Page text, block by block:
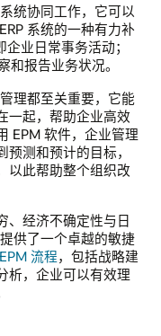
统协同工作，它可以
系统的一种有力补
业日常事务活动；
和报告业务状况。
理都至关重要，它能
一起，帮助企业高效
EPM 软件，企业管理
测和预计的目标，
以此帮助整个组织改
、经济不确定性与日
供了一个卓越的敏捷
EPM 流程，包括战略建
析，企业可以有效理